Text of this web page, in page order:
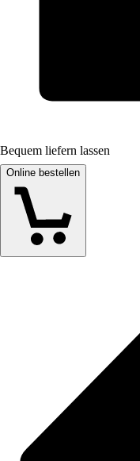
Bequem liefern lassen
Online bestellen